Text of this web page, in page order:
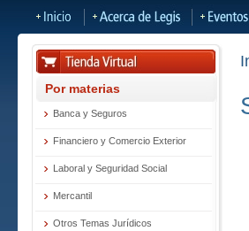
Por materias
Banca y Seguros
Financiero y Comercio Exterior
Laboral y Seguridad Social
Mercantil
Otros Temas Jurídicos